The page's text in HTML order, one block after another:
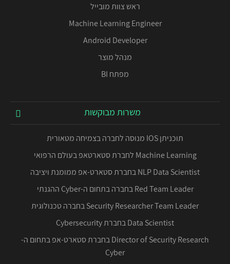
ראש צוות מובייל
Machine Learning Engineer
Android Developer
מנהל מוצר
מפתח BI
משרות מבוקשות
תוכניתן IOS מנוסה לחברה בצמיחה מטאורית
Machine Learning לחברת סטארטאפ בעולם הרפואי
NLP Data Scientist בחברת סטארט-אפ ממומנת ויציבה
Red Team Leader בחברה בתחום ה-Cyber ההגנתי
Security Researcher Team Leader בחברה טכנולוגית
Data Scientist בחברת Cybersecurity
Director of Security Research בחברת סטארט-אפ בתחום ה-
Cyber